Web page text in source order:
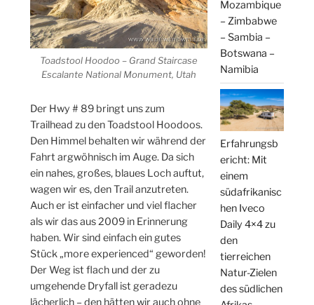
Toadstool Hoodoo – Grand Staircase
Escalante National Monument, Utah
Der Hwy # 89 bringt uns zum
Trailhead zu den Toadstool Hoodoos.
Den Himmel behalten wir während der
Fahrt argwöhnisch im Auge. Da sich
ein nahes, großes, blaues Loch auftut,
wagen wir es, den Trail anzutreten.
Auch er ist einfacher und viel flacher
als wir das aus 2009 in Erinnerung
haben. Wir sind einfach ein gutes
Stück „more experienced“ geworden!
Der Weg ist flach und der zu
umgehende Dryfall ist geradezu
lächerlich – den hätten wir auch ohne
Mozambique
– Zimbabwe
– Sambia –
Botswana –
Namibia
Erfahrungsb
ericht: Mit
einem
südafrikanisc
hen Iveco
Daily 4×4 zu
den
tierreichen
Natur-Zielen
des südlichen